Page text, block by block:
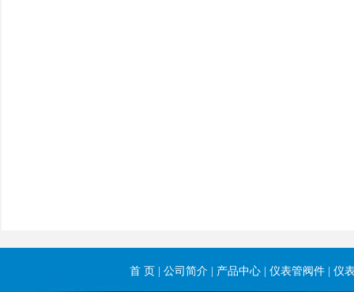
首 页 公司简介| 产品中心| 仪表管阀件| 仪